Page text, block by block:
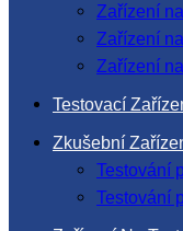
Zařízení
Zařízení
Zařízení
Testovací
Zkušební
Testování
Testování